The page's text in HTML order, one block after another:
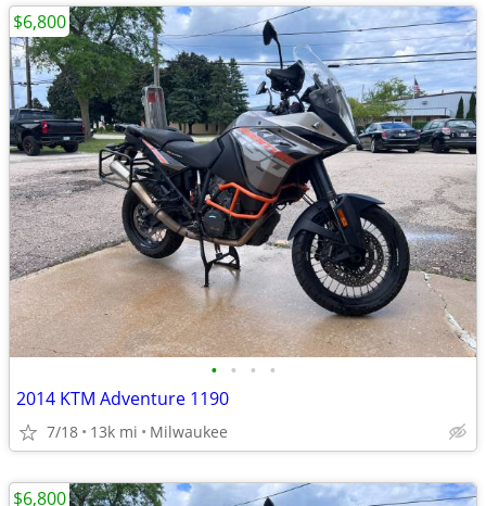
• • • •
2014 KTM Adventure 1190
7/18 13k mi Milwaukee
$6,800
$6,800